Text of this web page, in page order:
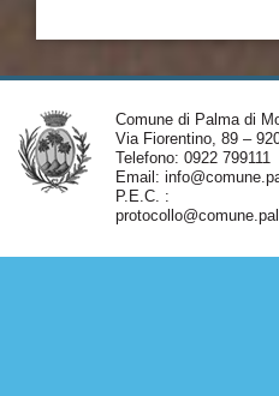
Comune di Palma di
Via Fiorentino, 89 –
Telefono: 0922 799111
Email:
P.E.C. :